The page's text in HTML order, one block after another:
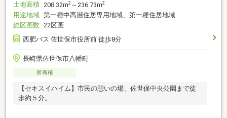
土地面積 208.32m2 ～236.73m2
用途地域 第一種中高層住居専用地域、第一種住居地域
総区画数 22区画
西肥バス 佐世保市役所前 徒歩8分
長崎県佐世保市八幡町
所有権
【セキスイハイム】市民の憩いの場、佐世保中央公園まで徒
歩約５分。